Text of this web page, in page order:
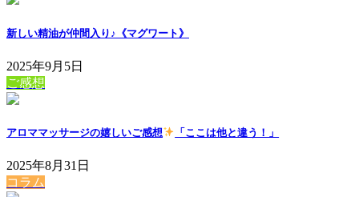
新しい精油が仲間入り♪《マグワート》
2025年9月5日
ご感想
アロママッサージの嬉しいご感想 「ここは他と違う！」
2025年8月31日
コラム